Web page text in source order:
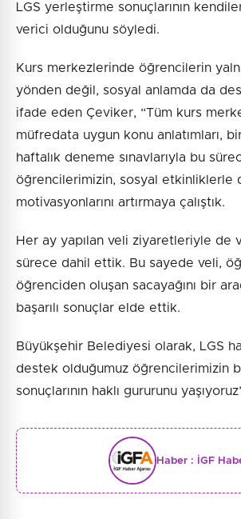
LGS yerleştirme sonuçlarının
verici olduğunu söyledi.
Kurs merkezlerinde öğrencilerin
yönden değil, sosyal anlamda da
ifade eden Çeviker, “Tüm kurs
müfredata uygun konu anlatımları,
haftalık deneme sınavlarıyla bu
öğrencilerimizin, sosyal etkinliklerle
motivasyonlarını artırmaya çalıştık.
Her ay yapılan veli ziyaretleriyle de
sürece dahil ettik. Bu sayede veli,
öğrenciden oluşan sacayağını bir
başarılı sonuçlar elde ettik.
Büyükşehir Belediyesi olarak, LGS
destek olduğumuz öğrencilerimizin
sonuçlarının haklı gururunu
Haber : İGF